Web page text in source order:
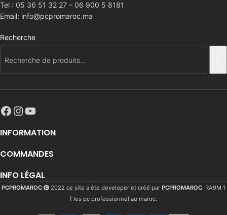
Tel : 05 36 51 32 27 – 06 900 5 8181
Email: info@pcpromaroc.ma
Recherche
INFORMATION
COMMANDES
INFO LÉGAL
PCPROMAROC 2022 ce site a éte developer et créé par PCPROMAROC. RA9M 1
f les pc professionnel au maroc.